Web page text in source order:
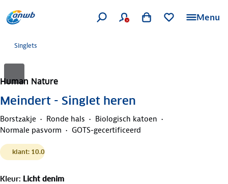
Menu
Singlets
Human Nature
Meindert - Singlet heren
Borstzakje Ronde hals
Biologisch katoen
Normale pasvorm
GOTS-gecertificeerd
klant: 10.0
Kleur: Licht denim